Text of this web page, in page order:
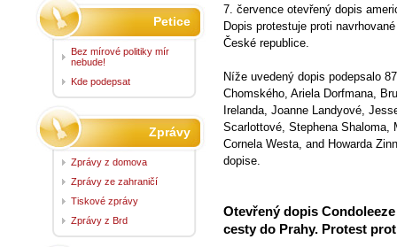
7. července otevřený dopis
Dopis protestuje proti
České republice.
Níže uvedený dopis podepsalo
Chomského, Ariela Dorfmana,
Irelanda, Joanne Landyové,
Scarlottové, Stephena Shaloma,
Cornela Westa, and Howarda
dopise.
Otevřený dopis
cesty do Prahy. Protest
Petice
Bez mírové politiky mír
nebude!
Kde podepsat
Zprávy
Zprávy z domova
Zprávy ze zahraničí
Tiskové zprávy
Zprávy z Brd